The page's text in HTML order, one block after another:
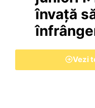
învață
Vezi